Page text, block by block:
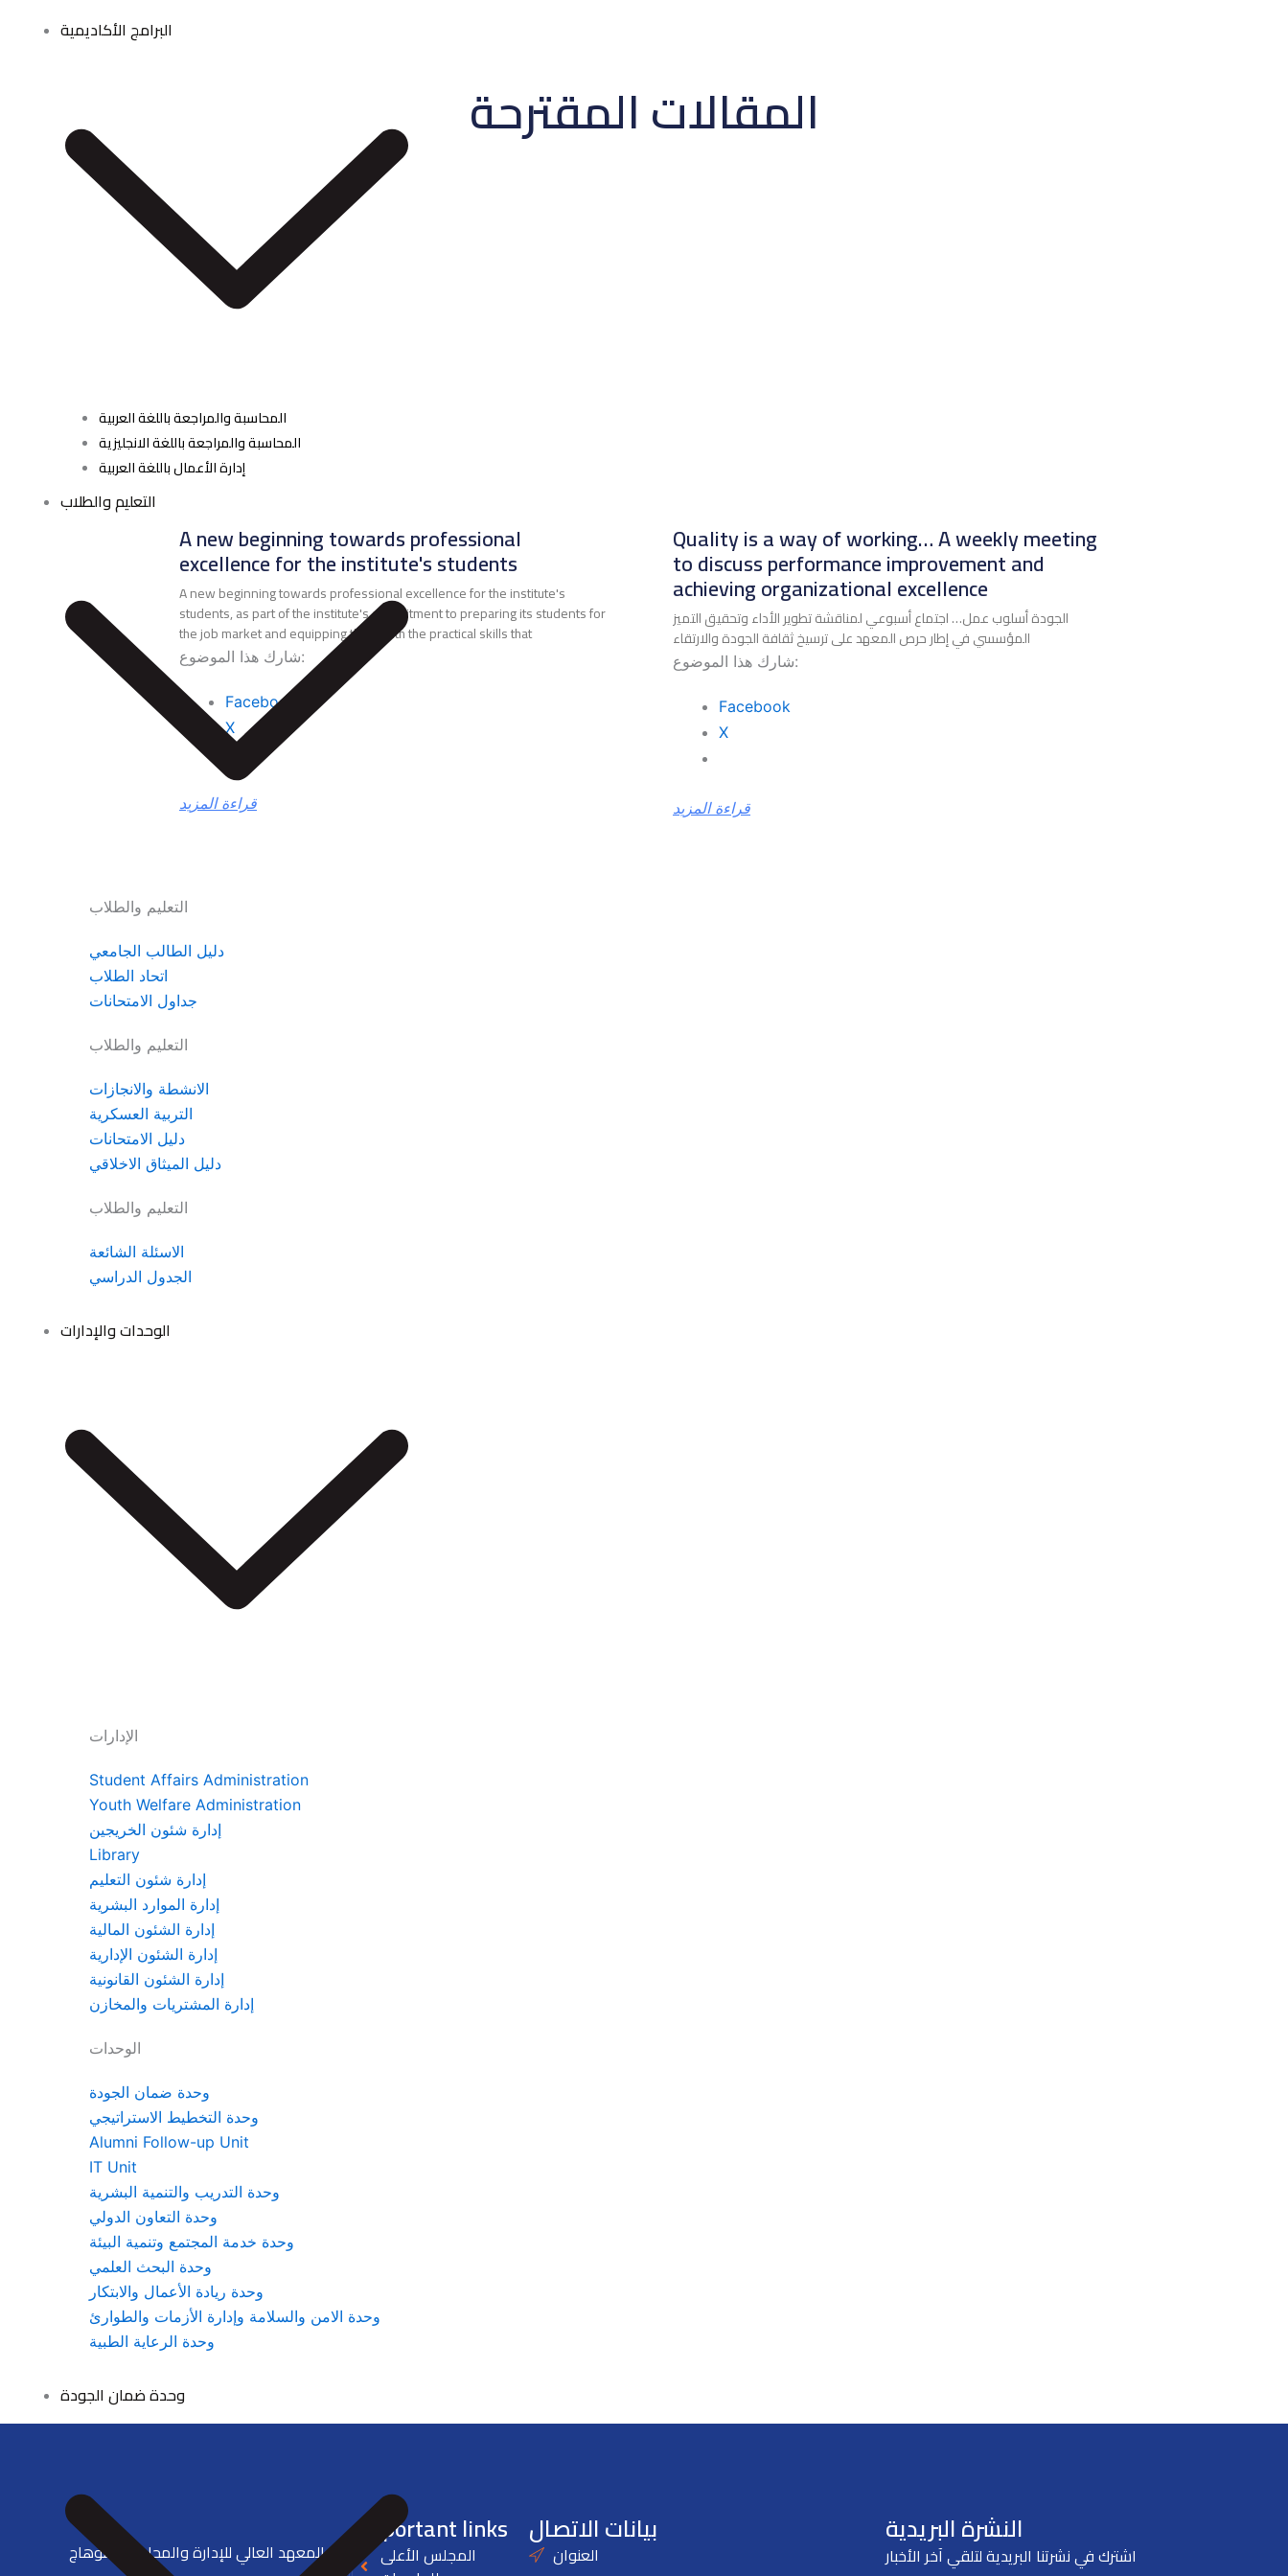
البرامج الأكاديمية
المحاسبة والمراجعة باللغة العربية
المحاسبة والمراجعة باللغة الانجليزية
إدارة الأعمال باللغة العربية
التعليم والطلاب
التعليم والطلاب
دليل الطالب الجامعي
اتحاد الطلاب
جداول الامتحانات
التعليم والطلاب
الانشطة والانجازات
التربية العسكرية
دليل الامتحانات
دليل الميثاق الاخلاقي
التعليم والطلاب
الاسئلة الشائعة
الجدول الدراسي
الوحدات والإدارات
الإدارات
Student Affairs Administration
Youth Welfare Administration
إدارة شئون الخريجين
Library
إدارة شئون التعليم
إدارة الموارد البشرية
إدارة الشئون المالية
إدارة الشئون الإدارية
إدارة الشئون القانونية
إدارة المشتريات والمخازن
الوحدات
وحدة ضمان الجودة
وحدة التخطيط الاستراتيجي
Alumni Follow-up Unit
IT Unit
وحدة التدريب والتنمية البشرية
وحدة التعاون الدولي
وحدة خدمة المجتمع وتنمية البيئة
وحدة البحث العلمي
وحدة ريادة الأعمال والابتكار
وحدة الامن والسلامة وإدارة الأزمات والطوارئ
وحدة الرعاية الطبية
وحدة ضمان الجودة
المقالات المقترحة
A new beginning towards professional
excellence for the institute's students
A new beginning towards professional excellence for the institute's
students, as part of the institute's commitment to preparing its students for
the job market and equipping them with the practical skills that
شارك هذا الموضوع:
Facebook
X
قراءة المزيد
Quality is a way of working… A weekly meeting
to discuss performance improvement and
achieving organizational excellence
الجودة أسلوب عمل… اجتماع أسبوعي لمناقشة تطوير الأداء وتحقيق التميز
المؤسسي في إطار حرص المعهد على ترسيخ ثقافة الجودة والارتقاء
شارك هذا الموضوع:
Facebook
X
قراءة المزيد
المعهد العالي للإدارة والمحاسبة بسوهاج
Important links
المجلس الأعلى
بيانات الاتصال
العنوان
النشرة البريدية
اشترك في نشرتنا البريدية لتلقي آخر الأخبار